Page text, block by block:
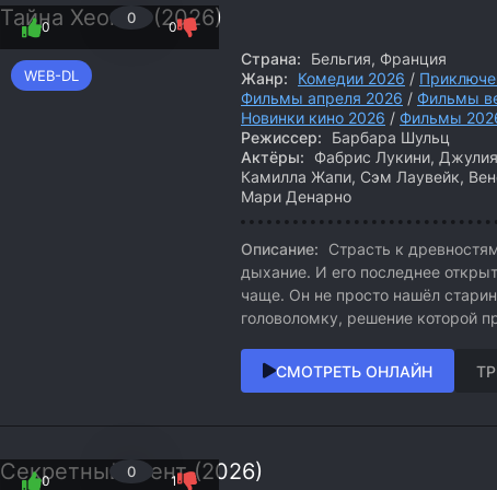
Тайна Хеопса (2026)
WEB-DL
0
0 0
Страна:
Бельгия, Франция
Жанр:
Комедии 2026 /
Фильмы апреля 2026 / Фильмы
Новинки кино 2026 / Фильмы
Режиссер:
Барбара Шульц
Актёры:
Фабрис Лукини,
Камилла Жапи, Сэм Лаувейк,
Мари Денарно
Описание:
Страсть к
дыхание. И его последнее
чаще. Он не просто нашёл
головоломку, решение которой
СМОТРЕТЬ ОНЛАЙН
Секретный агент (2026)
0
0 1